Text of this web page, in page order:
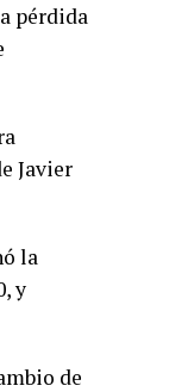
pérdida
Javier
la
y
de